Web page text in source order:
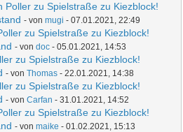
Poller zu Spielstraße zu Kiezblock!
- vonmugi - 07.01.2021, 22:49
zu Spielstraße zu Kiezblock!
- vondoc - 05.01.2021, 14:53
zu Spielstraße zu Kiezblock!
- vonThomas - 22.01.2021, 14:38
zu Spielstraße zu Kiezblock!
- vonCarfan - 31.01.2021, 14:52
zu Spielstraße zu Kiezblock!
- vonmaike - 01.02.2021, 15:13